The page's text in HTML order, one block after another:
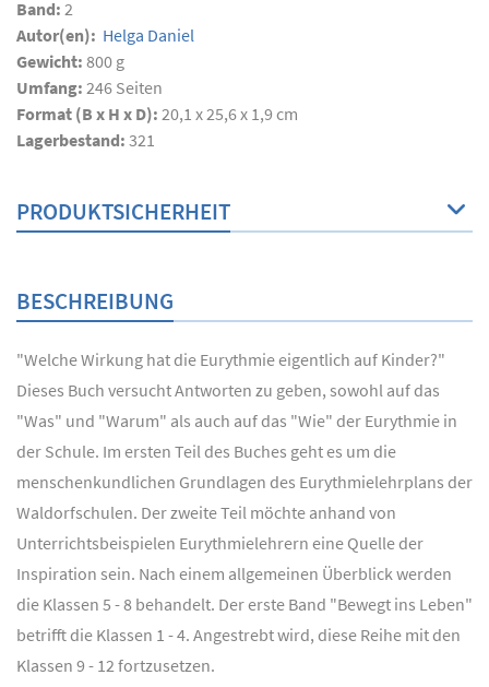
Band: 2
Autor(en): Helga Daniel
Gewicht: 800 g
Umfang: 246 Seiten
Format (B x H x D): 20,1 x 25,6 x 1,9 cm
Lagerbestand: 321
PRODUKTSICHERHEIT
BESCHREIBUNG
"Welche Wirkung hat die Eurythmie eigentlich auf Kinder?"
Dieses Buch versucht Antworten zu geben, sowohl auf das
"Was" und "Warum" als auch auf das "Wie" der Eurythmie in
der Schule. Im ersten Teil des Buches geht es um die
menschenkundlichen Grundlagen des Eurythmielehrplans der
Waldorfschulen. Der zweite Teil möchte anhand von
Unterrichtsbeispielen Eurythmielehrern eine Quelle der
Inspiration sein. Nach einem allgemeinen Überblick werden
die Klassen 5 - 8 behandelt. Der erste Band "Bewegt ins Leben"
betrifft die Klassen 1 - 4. Angestrebt wird, diese Reihe mit den
Klassen 9 - 12 fortzusetzen.